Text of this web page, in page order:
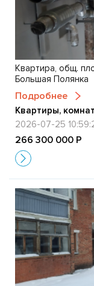
Квартира, общ.
Большая Полянка
Подробнее
Квартиры,
2026-07-25
266 300 000 Р